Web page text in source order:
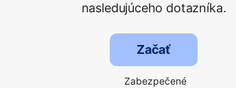
nasledujúceho dotazníka.
Začať
Zabezpečené